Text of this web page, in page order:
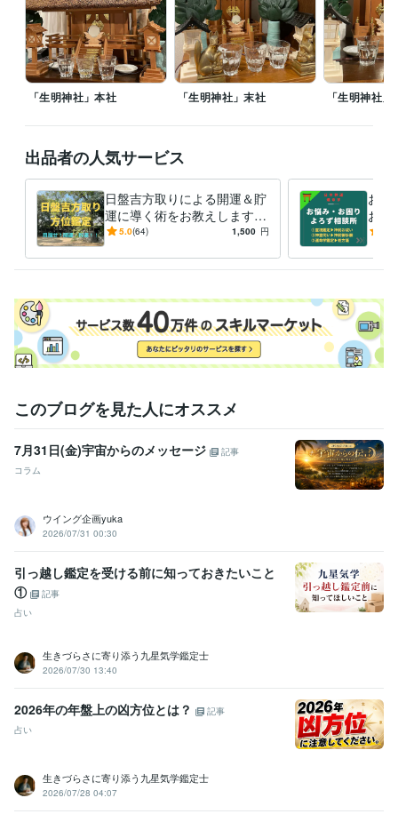
得意分野
占い 九星気学鑑定 病気平癒（霊視・浄霊） 心願成就 水子霊供養
故人供養
九星気学 方位学 運命学 占い 開運 神道 御祈願 霊視
お祓い
供養
「生明神社」本社 「生明神社」末社 「生明神社」
出品者の人気サービス
日盤吉方取りによる開運＆貯
運に導く術をお教えします
ー30分のお散歩で簡単に実現
定）ー
5.0(64) 1,500 円
お祓
お悩
－多
解決
このブログを見た人にオススメ
7月31日(金)宇宙からのメッセージ
記事
コラム
ウイング企画yuka
2026/07/31 00:30
引っ越し鑑定を受ける前に知っておきたいこと
①
記事
占い
生きづらさに寄り添う九星気学鑑定士
2026/07/30 13:40
2026年の年盤上の凶方位とは？
記事
占い
生きづらさに寄り添う九星気学鑑定士
2026/07/28 04:07